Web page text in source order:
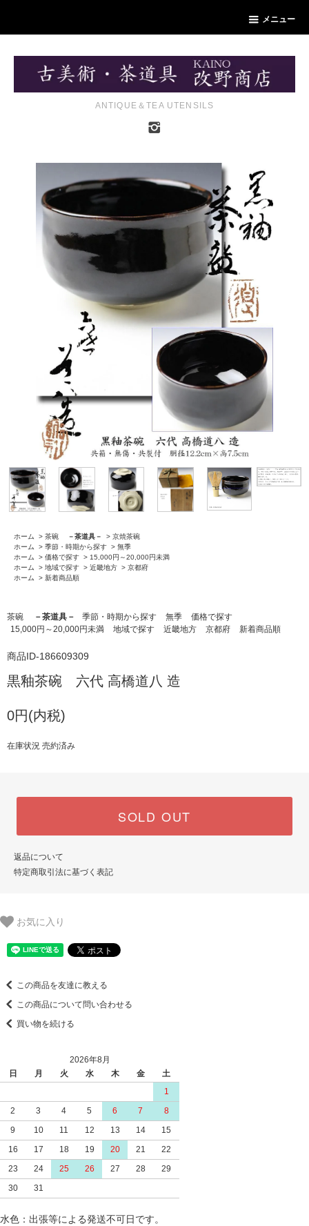
メニュー
ANTIQUE＆TEA UTENSILS
ホーム > 茶碗 －茶道具－ > 京焼茶碗
ホーム
> 季節・時期から探す > 無季
ホーム
> 価格で探す > 15,000円～20,000円未満
ホーム
> 地域で探す > 近畿地方 > 京都府
ホーム
> 新着商品順
茶碗 －茶道具－ 季節・時期から探す 無季
価格で探す
15,000円～20,000円未満
地域で探す 近畿地方 京都府 新着商品順
商品ID-186609309
黒釉茶碗 六代 高橋道八 造
0円(内税)
在庫状況 売約済み
SOLD OUT
返品について
特定商取引法に基づく表記
お気に入り
この商品を友達に教える
この商品について問い合わせる
買い物を続ける
2026年8月
日
月 火 水 木 金
土
1
2
3 4 5 6 7
8
9
10 11 12 13 14
15
16
17 18 19 20 21
22
23
24 25 26 27 28
29
30
31
水色：出張等による発送不可日です。